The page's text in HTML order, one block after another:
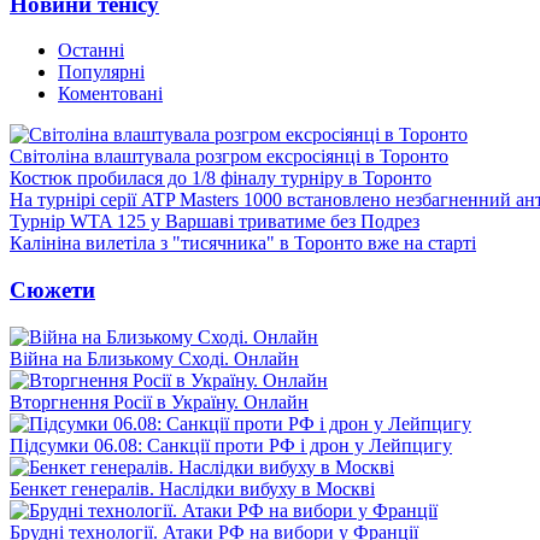
Останні
Популярні
Коментовані
Світоліна влаштувала розгром ексросіянці в Торонто
Костюк пробилася до 1/8 фіналу турніру в Торонто
На турнірі серії ATP Masters 1000 встановлено незбагненний
Турнір WTA 125 у Варшаві триватиме без Подрез
Калініна вилетіла з "тисячника" в Торонто вже на старті
Сюжети
Війна на Близькому Сході. Онлайн
Вторгнення Росії в Україну. Онлайн
Підсумки 06.08: Санкції проти РФ і дрон у Лейпцигу
Бенкет генералів. Наслідки вибуху в Москві
Брудні технології. Атаки РФ на вибори у Франції